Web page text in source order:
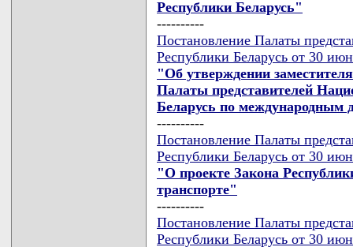
Республики Беларусь"
----------
Постановление Палаты
Республики Беларусь от 30
"Об утверждении
Палаты представителей
Беларусь по международным
----------
Постановление Палаты
Республики Беларусь от 30
"О проекте Закона
транспорте"
----------
Постановление Палаты
Республики Беларусь от 30